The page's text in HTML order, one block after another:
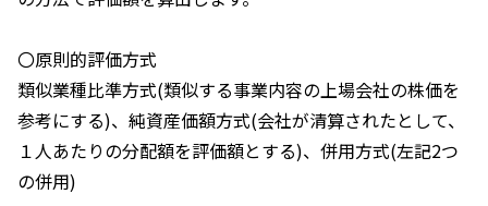
〇原則的評価方式
類似業種比準方式(類似する事業内容の上場会社の株価を
参考にする)、純資産価額方式(会社が清算されたとして、
１人あたりの分配額を評価額とする)、併用方式(左記2つ
の併用)